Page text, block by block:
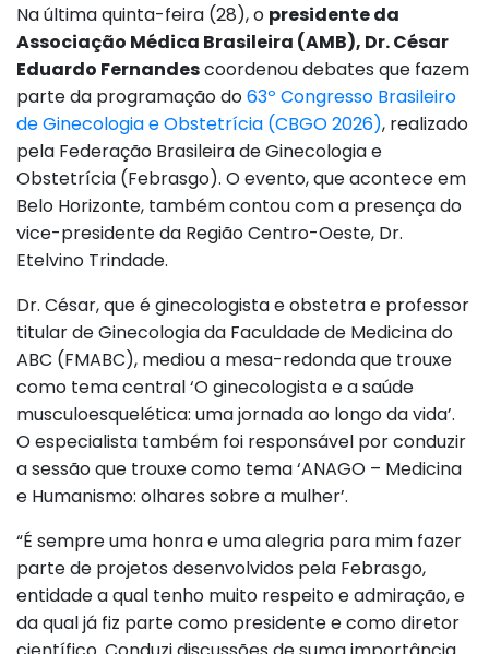
Na última quinta-feira (28), o presidente da
Associação Médica Brasileira (AMB), Dr. César
Eduardo Fernandescoordenou debates que fazem
parte da programação do63º Congresso Brasileiro
de Ginecologia e Obstetrícia (CBGO 2026), realizado
pela Federação Brasileira de Ginecologia e
Obstetrícia (Febrasgo). O evento, que acontece em
Belo Horizonte, também contou com a presença do
vice-presidente da Região Centro-Oeste, Dr.
Etelvino Trindade.
Dr. César, que é ginecologista e obstetra e professor
titular de Ginecologia da Faculdade de Medicina do
ABC (FMABC), mediou a mesa-redonda que trouxe
como tema central ‘O ginecologista e a saúde
musculoesquelética: uma jornada ao longo da vida’.
O especialista também foi responsável por conduzir
a sessão que trouxe como tema ‘ANAGO – Medicina
e Humanismo: olhares sobre a mulher’.
“É sempre uma honra e uma alegria para mim fazer
parte de projetos desenvolvidos pela Febrasgo,
entidade a qual tenho muito respeito e admiração, e
da qual já fiz parte como presidente e como diretor